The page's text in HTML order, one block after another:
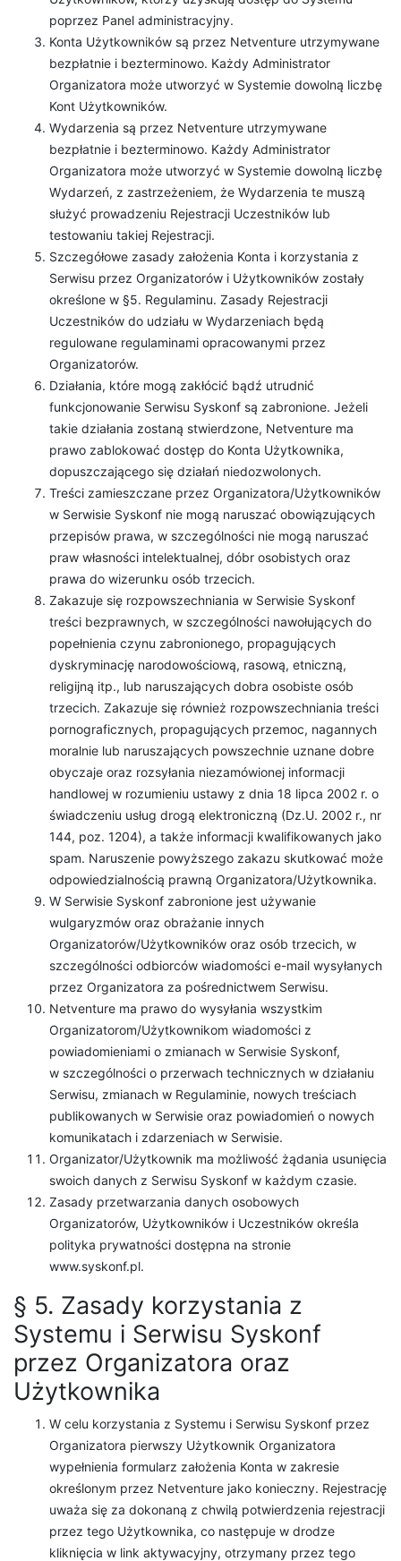
poprzez Panel administracyjny.
Konta Użytkowników są przez Netventure utrzymywane
bezpłatnie i bezterminowo. Każdy Administrator
Organizatora może utworzyć w Systemie dowolną liczbę
Kont Użytkowników.
Wydarzenia są przez Netventure utrzymywane
bezpłatnie i bezterminowo. Każdy Administrator
Organizatora może utworzyć w Systemie dowolną liczbę
Wydarzeń, z zastrzeżeniem, że Wydarzenia te muszą
służyć prowadzeniu Rejestracji Uczestników lub
testowaniu takiej Rejestracji.
Szczegółowe zasady założenia Konta i korzystania z
Serwisu przez Organizatorów i Użytkowników zostały
określone w §5. Regulaminu. Zasady Rejestracji
Uczestników do udziału w Wydarzeniach będą
regulowane regulaminami opracowanymi przez
Organizatorów.
Działania, które mogą zakłócić bądź utrudnić
funkcjonowanie Serwisu Syskonf są zabronione. Jeżeli
takie działania zostaną stwierdzone, Netventure ma
prawo zablokować dostęp do Konta Użytkownika,
dopuszczającego się działań niedozwolonych.
Treści zamieszczane przez Organizatora/Użytkowników
w Serwisie Syskonf nie mogą naruszać obowiązujących
przepisów prawa, w szczególności nie mogą naruszać
praw własności intelektualnej, dóbr osobistych oraz
prawa do wizerunku osób trzecich.
Zakazuje się rozpowszechniania w Serwisie Syskonf
treści bezprawnych, w szczególności nawołujących do
popełnienia czynu zabronionego, propagujących
dyskryminację narodowościową, rasową, etniczną,
religijną itp., lub naruszających dobra osobiste osób
trzecich. Zakazuje się również rozpowszechniania treści
pornograficznych, propagujących przemoc, nagannych
moralnie lub naruszających powszechnie uznane dobre
obyczaje oraz rozsyłania niezamówionej informacji
handlowej w rozumieniu ustawy z dnia 18 lipca 2002 r. o
świadczeniu usług drogą elektroniczną (Dz.U. 2002 r., nr
144, poz. 1204), a także informacji kwalifikowanych jako
spam. Naruszenie powyższego zakazu skutkować może
odpowiedzialnością prawną Organizatora/Użytkownika.
W Serwisie Syskonf zabronione jest używanie
wulgaryzmów oraz obrażanie innych
Organizatorów/Użytkowników oraz osób trzecich, w
szczególności odbiorców wiadomości e-mail wysyłanych
przez Organizatora za pośrednictwem Serwisu.
Netventure ma prawo do wysyłania wszystkim
Organizatorom/Użytkownikom wiadomości z
powiadomieniami o zmianach w Serwisie Syskonf,
w szczególności o przerwach technicznych w działaniu
Serwisu, zmianach w Regulaminie, nowych treściach
publikowanych w Serwisie oraz powiadomień o nowych
komunikatach i zdarzeniach w Serwisie.
Organizator/Użytkownik ma możliwość żądania usunięcia
swoich danych z Serwisu Syskonf w każdym czasie.
Zasady przetwarzania danych osobowych
Organizatorów, Użytkowników i Uczestników określa
polityka prywatności dostępna na stronie
www.syskonf.pl.
§ 5. Zasady korzystania z
Systemu i Serwisu Syskonf
przez Organizatora oraz
Użytkownika
W celu korzystania z Systemu i Serwisu Syskonf przez
Organizatora pierwszy Użytkownik Organizatora
wypełnienia formularz założenia Konta w zakresie
określonym przez Netventure jako konieczny. Rejestrację
uważa się za dokonaną z chwilą potwierdzenia rejestracji
przez tego Użytkownika, co następuje w drodze
kliknięcia w link aktywacyjny, otrzymany przez tego